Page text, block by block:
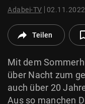
© Krone Multimedia
Adabei-TV
Teilen
Mit dem
über Nacht zum
auch über 20
Aus so manchen